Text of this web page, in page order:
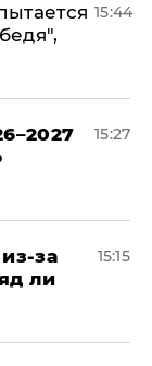
15:44
15:27
за
ли
15:15